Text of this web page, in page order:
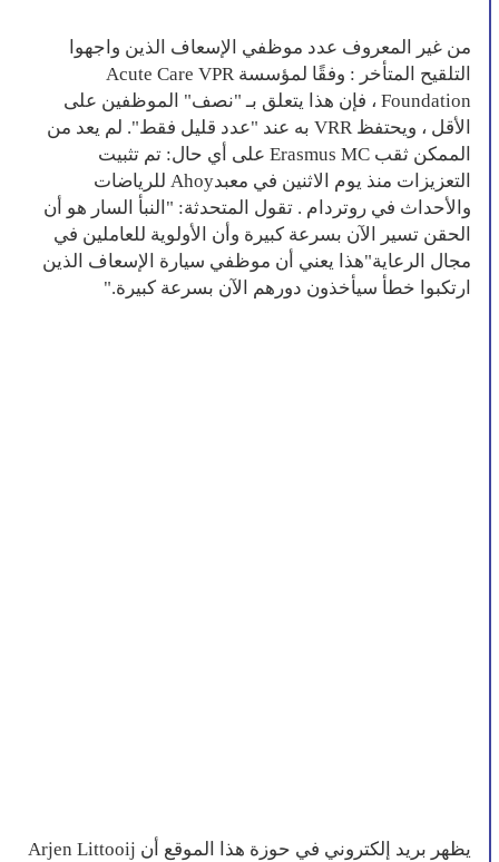
من غير المعروف عدد موظفي الإسعاف الذين واجهوا
التلقيح المتأخر : وفقًا لمؤسسة Acute Care VPR
Foundation ، فإن هذا يتعلق بـ "نصف" الموظفين على
الأقل ، ويحتفظ VRR به عند "عدد قليل فقط". لم يعد من
الممكن ثقب Erasmus MC على أي حال: تم تثبيت
التعزيزات منذ يوم الاثنين في معبدAhoy للرياضات
والأحداث في روتردام . تقول المتحدثة: "النبأ السار هو أن
الحقن تسير الآن بسرعة كبيرة وأن الأولوية للعاملين في
مجال الرعاية"هذا يعني أن موظفي سيارة الإسعاف الذين
ارتكبوا خطأ سيأخذون دورهم الآن بسرعة كبيرة."
يظهر بريد إلكتروني في حوزة هذا الموقع أن Arjen Littooij